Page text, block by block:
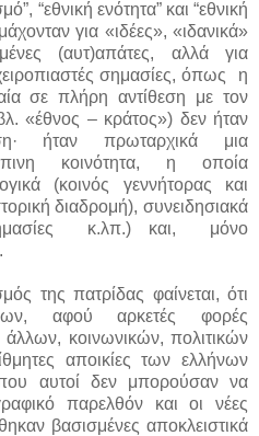
“εθνική ενότητα” και “εθνική
για «ιδέες», «ιδανικά»
(αυτ)απάτες, αλλά για
σημασίες, όπως η
σε πλήρη αντίθεση με τον
«έθνος – κράτος») δεν ήταν
ήταν πρωταρχικά μια
κοινότητα, η οποία
(κοινός γεννήτορας και
διαδρομή), συνειδησιακά
κ.λπ.) και, μόνο
της πατρίδας φαίνεται, ότι
αφού αρκετές φορές
κοινωνικών, πολιτικών
αποικίες των ελλήνων
αυτοί δεν μπορούσαν να
παρελθόν και οι νέες
βασισμένες αποκλειστικά